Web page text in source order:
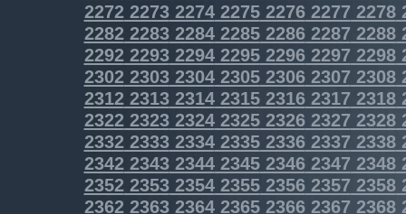
227222732274227522762277 2278
228222832284228522862287 2288
229222932294229522962297 2298
230223032304230523062307 2308
231223132314231523162317 2318
232223232324232523262327 2328
233223332334233523362337 2338
234223432344234523462347 2348
235223532354235523562357 2358
236223632364236523662367 2368